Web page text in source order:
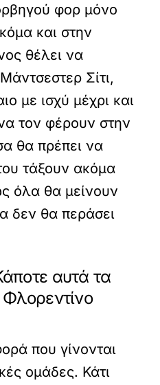
φορ μόνο
και στην
θέλει να
Σίτι,
με ισχύ μέχρι και
τον φέρουν στην
θα πρέπει να
τάξουν ακόμα
όλα θα μείνουν
δεν θα περάσει
αυτά τα
που γίνονται
ομάδες. Κάτι